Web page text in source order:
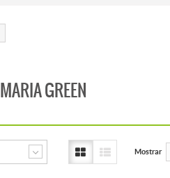
MARIA GREEN
Mostrar